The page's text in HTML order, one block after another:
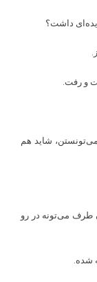
داشت؟
و رفت.
شاید هم
طرف می‌تونه در رو
شده.